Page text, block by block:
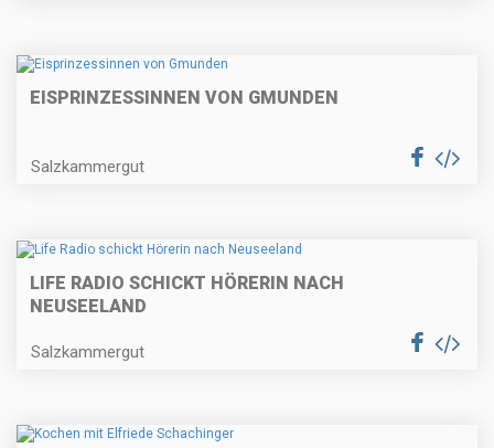
EISPRINZESSINNEN VON GMUNDEN
Salzkammergut
LIFE RADIO SCHICKT HÖRERIN NACH
NEUSEELAND
Salzkammergut